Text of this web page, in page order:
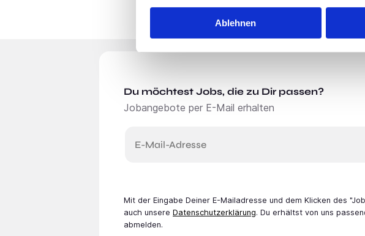
Ablehnen
Du möchtest Jobs, die zu Dir passen?
Jobangebote per E-Mail erhalten
E-Mail-Adresse
Mit der Eingabe Deiner E-Mail­adresse und dem Klicken des
auch unsere Datenschutzerklärung. Du erhältst von uns
abmelden.